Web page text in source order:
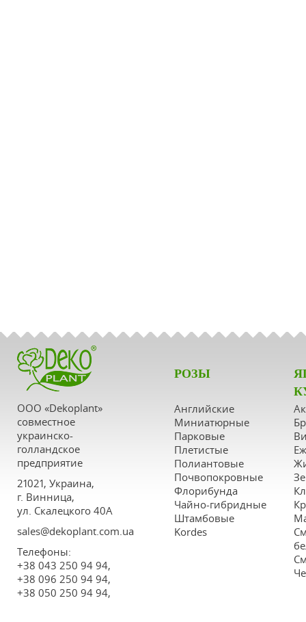
ООО «Dekoplant»
совместное
украинско-
голландское
предприятие
21021, Украина,
г. Винница,
ул. Скалецкого 40А
sales@dekoplant.com.ua
Tелефоны:
+38 043 250 94 94,
+38 096 250 94 94,
+38 050 250 94 94,
РОЗЫ
Английские
Миниатюрные
Парковые
Плетистые
Полиантовые
Почвопокровные
Флорибунда
Чайно-гибридные
Штамбовые
Kordes